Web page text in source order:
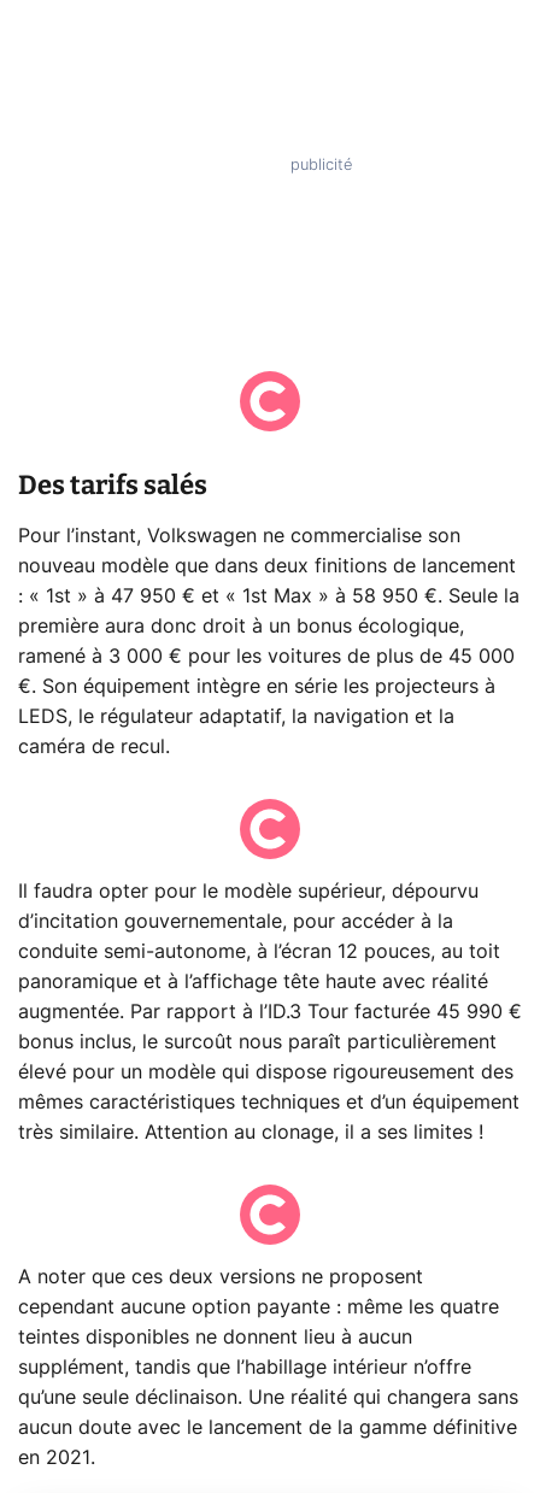
Des tarifs salés
Pour l’instant, Volkswagen ne commercialise son
nouveau modèle que dans deux finitions de lancement
: « 1st » à 47 950 € et « 1st Max » à 58 950 €. Seule la
première aura donc droit à un bonus écologique,
ramené à 3 000 € pour les voitures de plus de 45 000
€. Son équipement intègre en série les projecteurs à
LEDS, le régulateur adaptatif, la navigation et la
caméra de recul.
Il faudra opter pour le modèle supérieur, dépourvu
d’incitation gouvernementale, pour accéder à la
conduite semi-autonome, à l’écran 12 pouces, au toit
panoramique et à l’affichage tête haute avec réalité
augmentée. Par rapport à l’ID.3 Tour facturée 45 990 €
bonus inclus, le surcoût nous paraît particulièrement
élevé pour un modèle qui dispose rigoureusement des
mêmes caractéristiques techniques et d’un équipement
très similaire. Attention au clonage, il a ses limites !
A noter que ces deux versions ne proposent
cependant aucune option payante : même les quatre
teintes disponibles ne donnent lieu à aucun
supplément, tandis que l’habillage intérieur n’offre
qu’une seule déclinaison. Une réalité qui changera sans
aucun doute avec le lancement de la gamme définitive
en 2021.